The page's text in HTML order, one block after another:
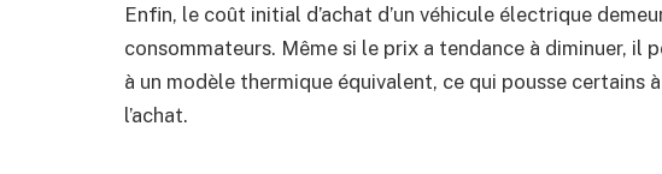
Enfin, le coût initial d’achat d’un véhicule électrique
consommateurs. Même si le prix a tendance à diminuer, il
à un modèle thermique équivalent, ce qui pousse certains
l’achat.